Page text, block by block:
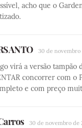
acho que o
30 de novembro
virá a versão tampão
concorrer com o
e com preço
30 de novembro de